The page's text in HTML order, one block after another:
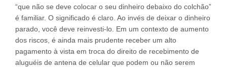
“que não se deve colocar o seu dinheiro debaixo do colchão”
é familiar. O significado é claro. Ao invés de deixar o dinheiro
parado, você deve reinvesti-lo. Em um contexto de aumento
dos riscos, é ainda mais prudente receber um alto
pagamento à vista em troca do direito de recebimento de
aluguéis de antena de celular que podem ou não serem